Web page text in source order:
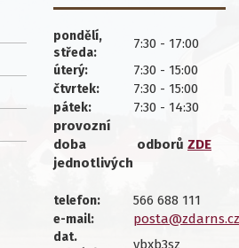
pondělí,
středa:
7:30 - 17:00
úterý: 7:30 - 15:00
čtvrtek: 7:30 - 15:00
pátek:
7:30 - 14:30
provozní
doba
jednotlivých
odborů ZDE
telefon: 566 688 111
e-mail: posta@zdarns.cz
dat.
ybxb3sz